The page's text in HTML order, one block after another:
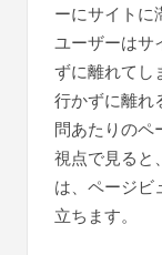
ーにサイトに
ユーザーはサ
ずに離れてし
行かずに離れ
問あたりのペ
視点で見ると
は、ページビ
立ちます。